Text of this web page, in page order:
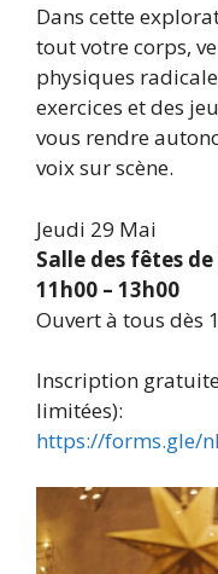
Dans cette
tout votre corps,
physiques
exercices et des
vous rendre
voix sur scène.
Jeudi 29 Mai
Salle des fêtes
11h00 – 13h00
Ouvert à tous dès
Inscription
limitées):
https://forms.gle/